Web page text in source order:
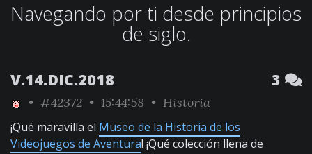
Navegando por ti desde principios
de siglo.
V.14.DIC.2018 3
• #42372 • 15:44:58 • Historia
¡Qué maravilla el Museo de la Historia de los
Videojuegos de Aventura! ¡Qué colección llena de